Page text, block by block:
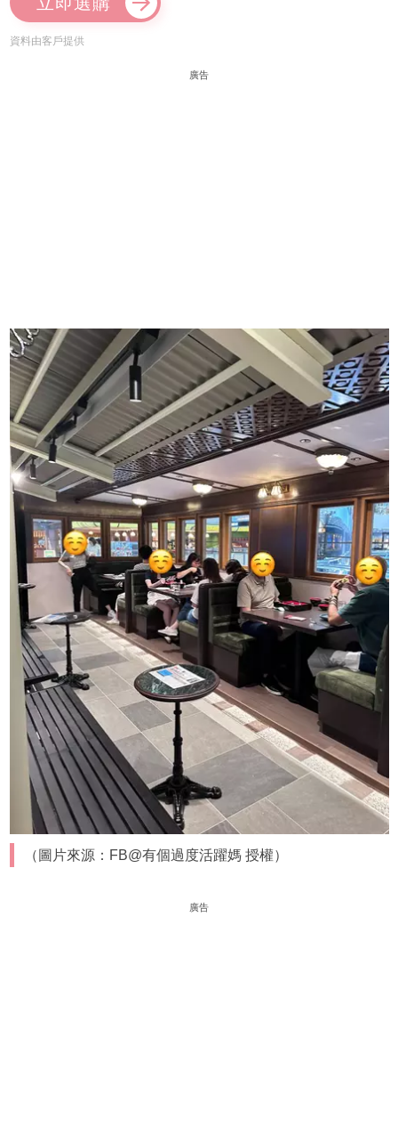
資料由客戶提供
廣告
（圖片來源：FB@有個過度活躍媽 授權）
廣告